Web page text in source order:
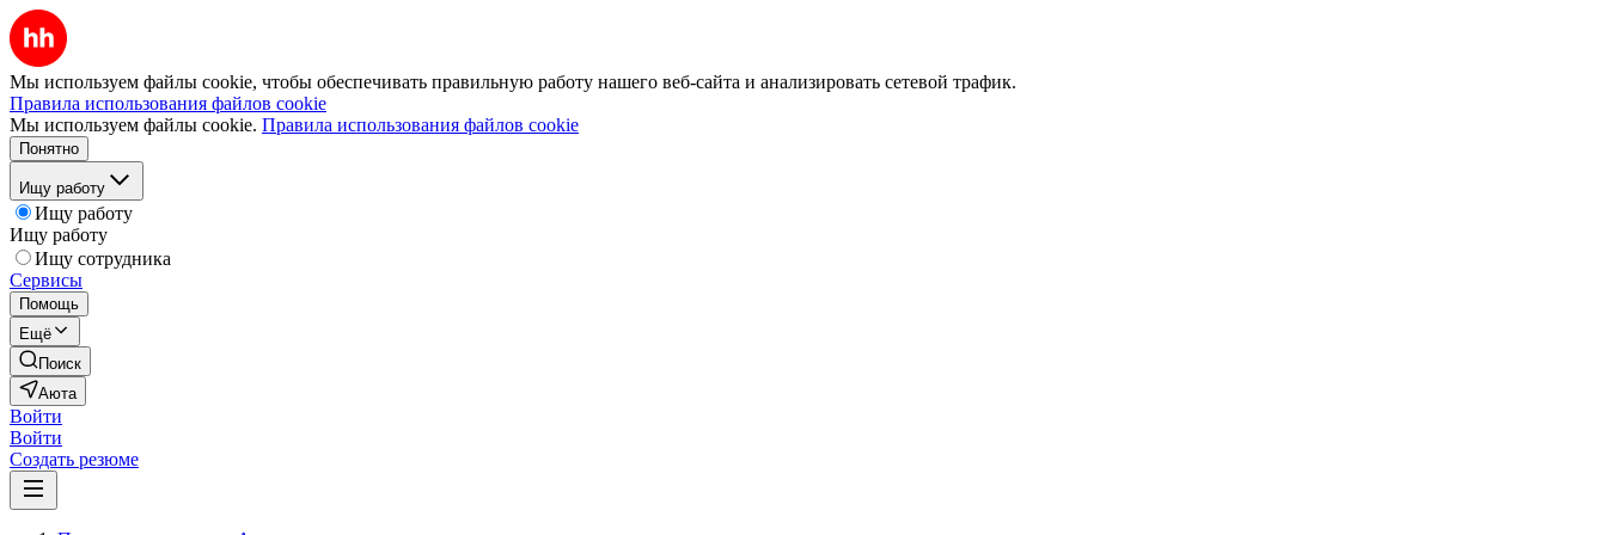
Мы используем файлы cookie, чтобы обеспечивать правильную работу нашего веб-сайта и анализировать сетевой трафик.
Правила использования файлов cookie
Мы используем файлы cookie. Правила использования файлов cookie
Понятно
Ищу работу
Ищу работу
Ищу работу
Ищу сотрудника
Сервисы
Помощь
Ещё
Поиск
Аюта
Войти
Войти
Создать резюме